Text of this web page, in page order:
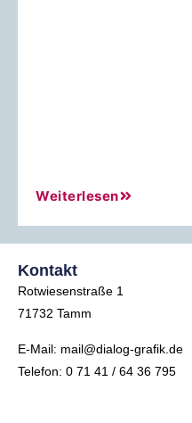
Weiterlesen
Kontakt
Rotwiesenstraße 1
71732 Tamm
E-Mail: mail@dialog-grafik.de
Telefon: 0 71 41 / 64 36 795